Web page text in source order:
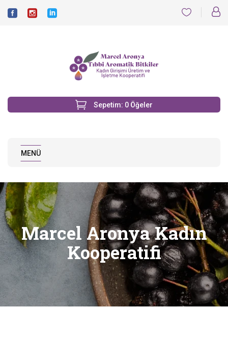
Sepetim: 0 Öğeler
MENÜ
Marcel Aronya Kadın
Kooperatifi